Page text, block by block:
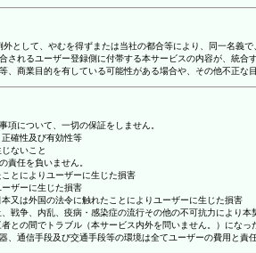
として、やむを得ずまたは当社の都合等により、同一名義
されるユーザー登録側に付帯する本サービスの内容が、統合
、商業目的を有している可能性がある場合や、その他不正
項について、一切の保証をしません。
確性及び有効性等
ないこと
責任を負いません。
とによりユーザーに生じた損害
ザーに生じた損害
又は外国の法令に触れたことによりユーザーに生じた損害
戦争、内乱、疫病・感染症の流行その他の不可抗力により
との間でトラブル（本サービス内外を問いません。）になっ
、通信手段及び交通手段等の環境は全てユーザーの費用と